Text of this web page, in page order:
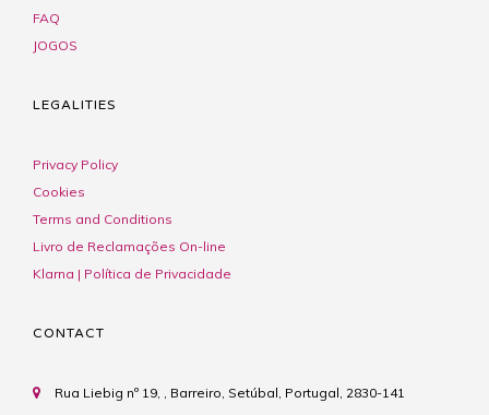
FAQ
JOGOS
LEGALITIES
Privacy Policy
Cookies
Terms and Conditions
Livro de Reclamações On-line
Klarna | Política de Privacidade
CONTACT
Rua Liebig nº 19, , Barreiro, Setúbal, Portugal, 2830-141